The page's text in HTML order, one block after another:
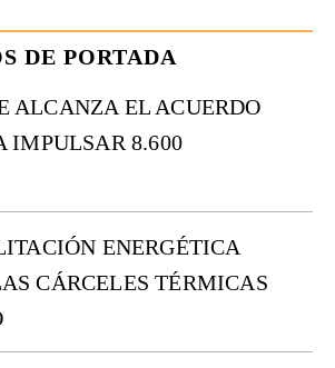
DE PORTADA
ALCANZA EL ACUERDO
IMPULSAR 8.600
ENERGÉTICA
CÁRCELES TÉRMICAS